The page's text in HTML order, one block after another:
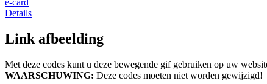
Details
Link afbeelding
Met deze codes kunt u deze bewegende gif gebruiken op uw
WAARSCHUWING: Deze codes moeten niet worden gewijzigd!